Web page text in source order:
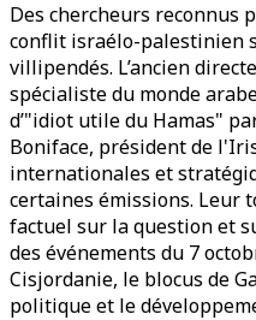
Des chercheurs reconnus
conflit israélo-palestinien
villipendés. L’ancien
spécialiste du monde
d’"idiot utile du Hamas"
Boniface, président de
internationales et
certaines émissions. Leur
factuel sur la question et
des événements du 7
Cisjordanie, le blocus de
politique et le